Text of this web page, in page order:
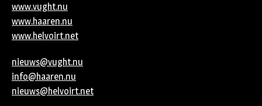
www.vught.nu
www.haaren.nu
www.helvoirt.net
nieuws@vught.nu
info@haaren.nu
nieuws@helvoirt.net